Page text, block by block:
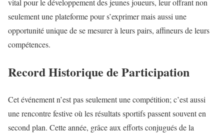
vital pour le développement des jeunes joueurs, leur offrant non
seulement une plateforme pour s’exprimer mais aussi une
opportunité unique de se mesurer à leurs pairs, affineurs de leurs
compétences.
Record Historique de Participation
Cet événement n’est pas seulement une compétition; c’est aussi
une rencontre festive où les résultats sportifs passent souvent en
second plan. Cette année, grâce aux efforts conjugués de la